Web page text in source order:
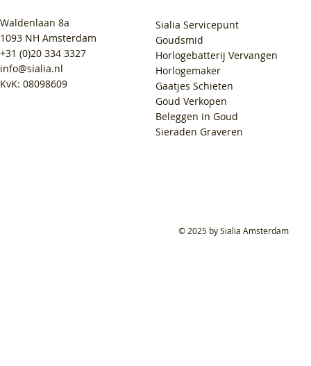
Waldenlaan 8a
1093 NH Amsterdam
+31 (0)20 334 3327
info@sialia.nl
KvK: 08098609
Sialia Servicepunt
Goudsmid
Horlogebatterij Vervangen
Horlogemaker
Gaatjes Schieten
Goud Verkopen
Beleggen in Goud
Sieraden Graveren
© 2025 by Sialia Amsterdam